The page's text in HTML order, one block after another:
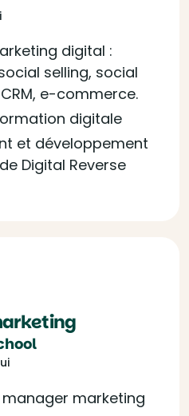
digital :
selling, social
e-commerce.
digitale
et développement
Digital Reverse
marketing